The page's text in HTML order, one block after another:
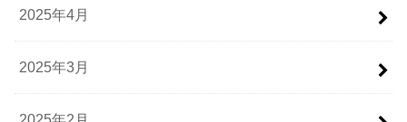
2025年4月
2025年3月